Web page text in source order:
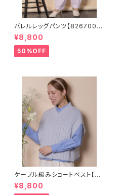
バレルレッグパンツ【826700
3】
¥8,800
50%OFF
ケーブル編みショートベスト【82
68001】
¥8,800